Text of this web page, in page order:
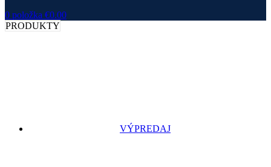
0 položka €0.00
PRODUKTY
VÝPREDAJ